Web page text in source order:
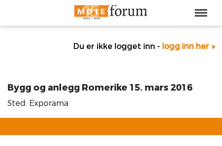
Du er ikke logget inn - logg inn her »
Bygg og anlegg Romerike 15. mars 2016
Sted: Exporama